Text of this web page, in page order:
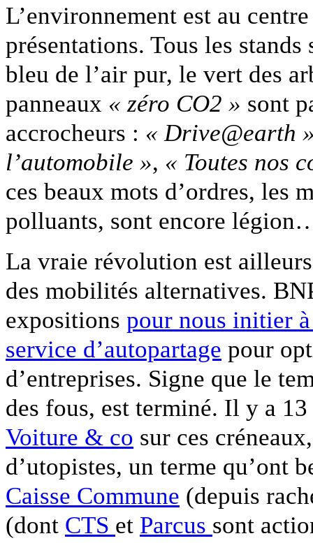
L’environnement est au
présentations. Tous les
bleu de l’air pur, le vert des
panneaux « zéro CO2 » sont
accrocheurs : « Drive@earth
l’automobile », « Toutes nos
ces beaux mots d’ordres, les
polluants, sont encore
La vraie révolution est
des mobilités alternatives.
expositions pour nous initier
service d’autopartage pour
d’entreprises. Signe que le
des fous, est terminé. Il y a
Voiture & co sur ces
d’utopistes, un terme qu’ont
Caisse Commune (depuis
(dont CTS et Parcus sont